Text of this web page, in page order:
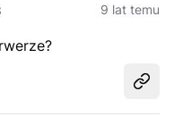
9 lat temu